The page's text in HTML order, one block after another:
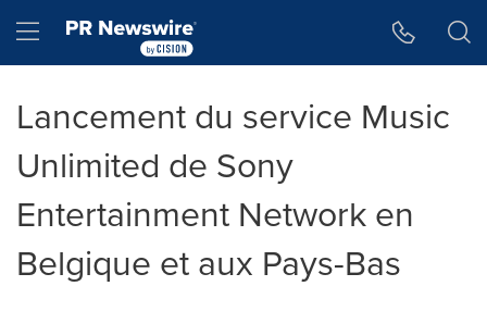
Hamburger menu
Lancement du service Music
Unlimited de Sony
Entertainment Network en
Belgique et aux Pays-Bas